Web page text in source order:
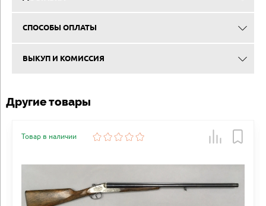
СПОСОБЫ ОПЛАТЫ
ВЫКУП И КОМИССИЯ
Другие товары
Товар в наличии